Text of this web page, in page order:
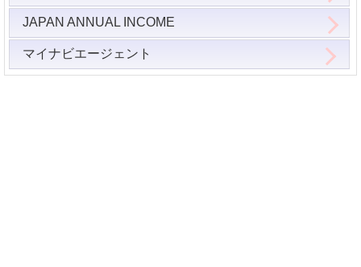
JAPAN ANNUAL INCOME
マイナビエージェント